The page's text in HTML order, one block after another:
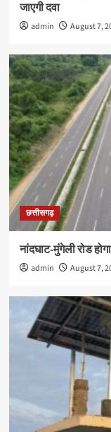
जाएगी दवा
admin August 7,
छत्तीसगढ़
नांदघाट-मुंगेली रोड
admin August 7,